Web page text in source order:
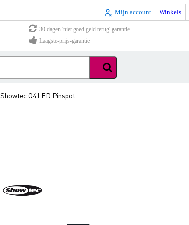
Mijn account Winkels
30 dagen 'niet goed geld terug' garantie
Laagste-prijs-garantie
Showtec Q4 LED Pinspot